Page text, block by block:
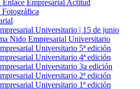
Enlace Empresarial Actitud
Fotográfica
Universitario | 15 de junio
Nido Empresarial Universitario
Universitario 5ª edición
Universitario 4ª edición
Universitario 3a edición
Universitario 2ª edición
Universitario 1ª edición